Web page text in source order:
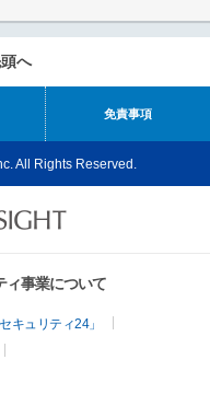
へ
免責事項
All Rights Reserved.
ィ事業について
キュリティ24」